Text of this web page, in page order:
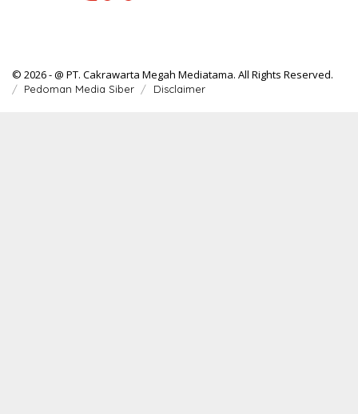
© 2026 - @ PT. Cakrawarta Megah Mediatama. All Rights Reserved.
Pedoman Media Siber Disclaimer